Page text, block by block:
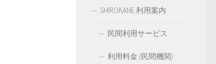
SHIROKANE 利用案内
民間利用サービス
利用料金 (民間機関)